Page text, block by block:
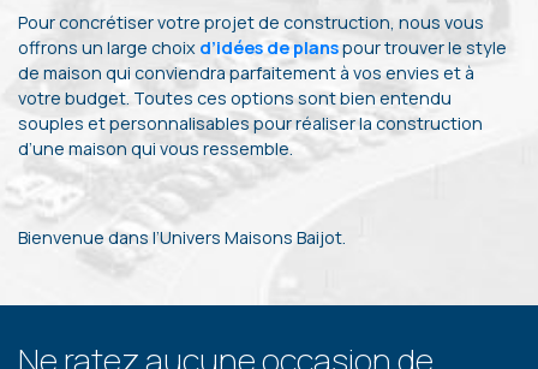
Pour concrétiser votre projet de construction, nous vous
offrons un large choix d’idées de planspour trouver le style
de maison qui conviendra parfaitement à vos envies et à
votre budget. Toutes ces options sont bien entendu
souples et personnalisables pour réaliser la construction
d’une maison qui vous ressemble.
Bienvenue dans l’Univers Maisons Baijot.
Ne ratez aucune occasion de